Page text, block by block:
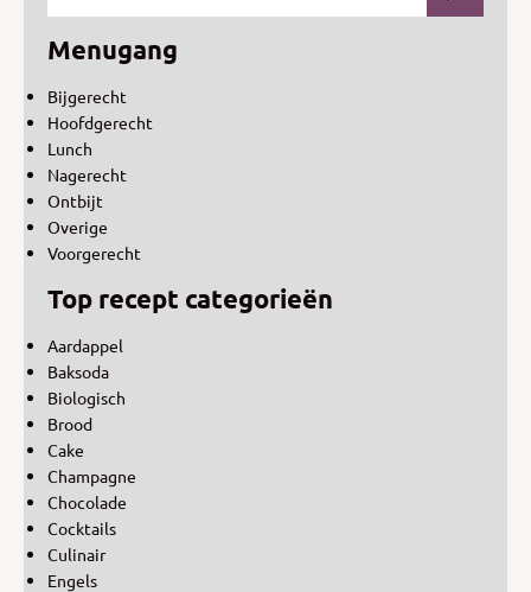
Menugang
Bijgerecht
Hoofdgerecht
Lunch
Nagerecht
Ontbijt
Overige
Voorgerecht
Top recept categorieën
Aardappel
Baksoda
Biologisch
Brood
Cake
Champagne
Chocolade
Cocktails
Culinair
Engels